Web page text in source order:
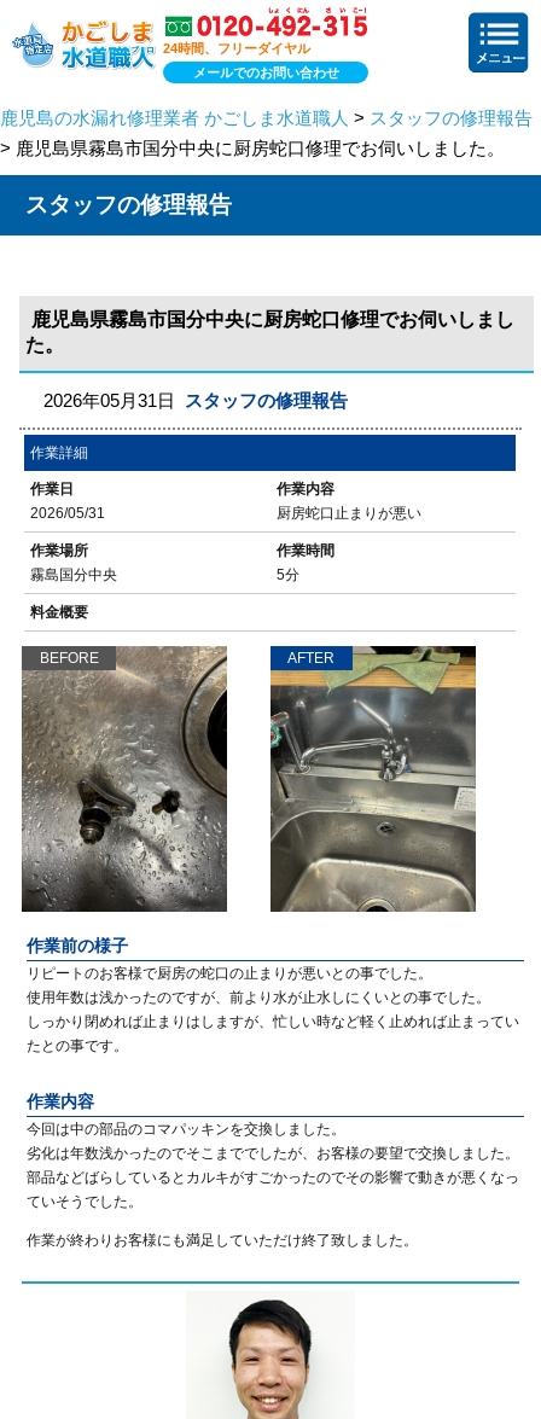
24時間、フリーダイヤル
メールでのお問い合わせ
鹿児島の水漏れ修理業者 かごしま水道職人 > スタッフの修理報告
> 鹿児島県霧島市国分中央に厨房蛇口修理でお伺いしました。
スタッフの修理報告
鹿児島県霧島市国分中央に厨房蛇口修理でお伺いしまし
た。
2026年05月31日 スタッフの修理報告
作業詳細
作業日
2026/05/31
作業内容
厨房蛇口止まりが悪い
作業場所
霧島国分中央
作業時間
5分
料金概要
BEFORE AFTER
作業前の様子
リピートのお客様で厨房の蛇口の止まりが悪いとの事でした。
使用年数は浅かったのですが、前より水が止水しにくいとの事でした。
しっかり閉めれば止まりはしますが、忙しい時など軽く止めれば止まってい
たとの事です。
作業内容
今回は中の部品のコマパッキンを交換しました。
劣化は年数浅かったのでそこまででしたが、お客様の要望で交換しました。
部品などばらしているとカルキがすごかったのでその影響で動きが悪くなっ
ていそうでした。
作業が終わりお客様にも満足していただけ終了致しました。